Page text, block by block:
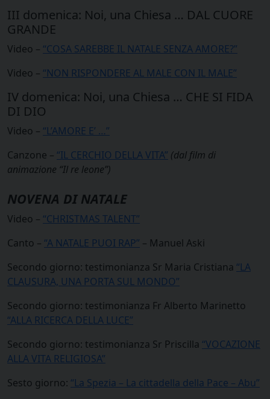
III domenica: Noi, una Chiesa … DAL CUORE
GRANDE
Video – “COSA SAREBBE IL NATALE SENZA AMORE?”
Video – “NON RISPONDERE AL MALE CON IL MALE”
IV domenica: Noi, una Chiesa … CHE SI FIDA
DI DIO
Video – “L’AMORE E’ …”
Canzone – “IL CERCHIO DELLA VITA” (dal film di
animazione “Il re leone”)
NOVENA DI NATALE
Video – “CHRISTMAS TALENT”
Canto – “A NATALE PUOI RAP” – Manuel Aski
Secondo giorno: testimonianza Sr Maria Cristiana “LA
CLAUSURA, UNA PORTA SUL MONDO”
Secondo giorno: testimonianza Fr Alberto Marinetto
“ALLA RICERCA DELLA LUCE”
Secondo giorno: testimonianza Sr Priscilla “VOCAZIONE
ALLA VITA RELIGIOSA”
Sesto giorno: “La Spezia – La cittadella della Pace – Abu”